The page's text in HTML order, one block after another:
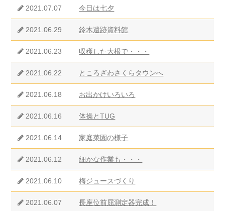
2021.07.07 今日は七夕
2021.06.29 鈴木遺跡資料館
2021.06.23 収穫した大根で・・・
2021.06.22 ところざわさくらタウンへ
2021.06.18 お出かけいろいろ
2021.06.16 体操とTUG
2021.06.14 家庭菜園の様子
2021.06.12 細かな作業も・・・
2021.06.10 梅ジュースづくり
2021.06.07 長座位前屈測定器完成！